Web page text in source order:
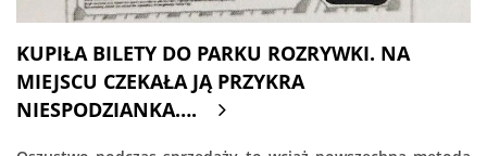
KUPIŁA BILETY DO PARKU ROZRYWKI. NA
MIEJSCU CZEKAŁA JĄ PRZYKRA
NIESPODZIANKA….